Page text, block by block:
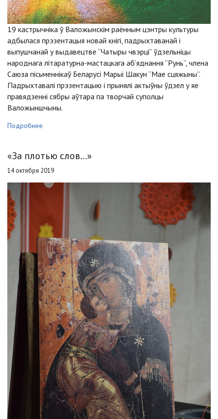
19 кастрычніка ў Валожынскім раённым цэнтры культуры
адбылася прэзентацыя новай кнігі, падрыхтаванай і
выпушчанай у выдавецтве “Чатыры чвэрці” ўдзельніцы
народнага літаратурна-мастацкага аб’яднання “Рунь”, члена
Саюза пісьменнікаў Беларусі Марыі Шакун “Мае сцяжыны”.
Падрыхтавалі прэзентацыю і прынялі актыўны ўдзел у яе
правядзенні сябры аўтара па творчай суполцы
Валожыншчыны.
Подробнее
«За плотью слов...»
14 октября 2019